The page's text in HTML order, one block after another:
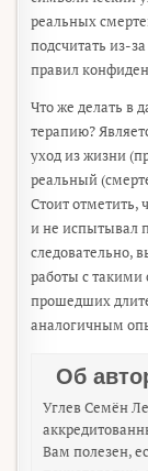
реальных
подсчитать из-
правил
Что же делать в
терапию?
уход из жизни
реальный
Стоит отметить,
и не испытывал
следовательно,
работы с такими
прошедших
аналогичным
Об
Углев Семён
Вам полезен,